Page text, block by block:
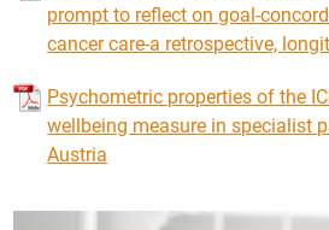
prompt to reflect on goal-
cancer care-a retrospective,
Psychometric properties of the
wellbeing measure in specialist
Austria